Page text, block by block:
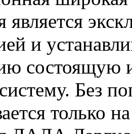
является
и
состоящую
Без
только